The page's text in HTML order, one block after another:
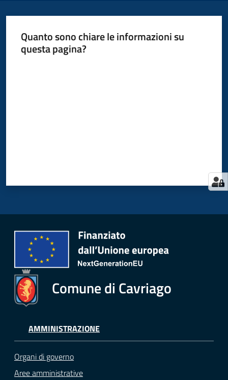
Quanto sono chiare le informazioni su
questa pagina?
Comune di Cavriago
AMMINISTRAZIONE
Organi di governo
Aree amministrative